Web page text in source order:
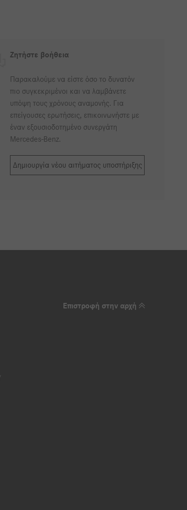
Ζητήστε βοήθεια
Παρακαλούμε να είστε όσο το δυνατόν
πιο συγκεκριμένοι και να λαμβάνετε
υπόψη τους χρόνους αναμονής. Για
επείγουσες ερωτήσεις, επικοινωνήστε με
έναν εξουσιοδοτημένο συνεργάτη
Mercedes-Benz.
Δημιουργία νέου αιτήματος υποστήριξης
Επιστροφή στην αρχή